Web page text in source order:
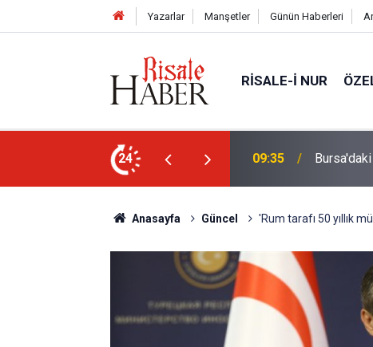
Yazarlar Manşetler Günün Haberleri
RISALE-I NUR
24 09:15 Gazze'de
Anasayfa Güncel 'Rum tarafı 50 yıllık